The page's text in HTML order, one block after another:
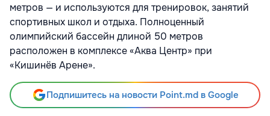
метров — и используются для тренировок, занятий
спортивных школ и отдыха. Полноценный
олимпийский бассейн длиной 50 метров
расположен в комплексе «Аква Центр» при
«Кишинёв Арене».
Подпишитесь на новости Point.md в Google